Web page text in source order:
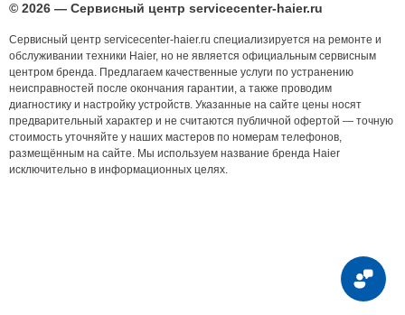
© 2026 — Сервисный центр servicecenter-haier.ru
Сервисный центр servicecenter-haier.ru специализируется на ремонте и
обслуживании техники Haier, но не является официальным сервисным
центром бренда. Предлагаем качественные услуги по устранению
неисправностей после окончания гарантии, а также проводим
диагностику и настройку устройств. Указанные на сайте цены носят
предварительный характер и не считаются публичной офертой — точную
стоимость уточняйте у наших мастеров по номерам телефонов,
размещённым на сайте. Мы используем название бренда Haier
исключительно в информационных целях.